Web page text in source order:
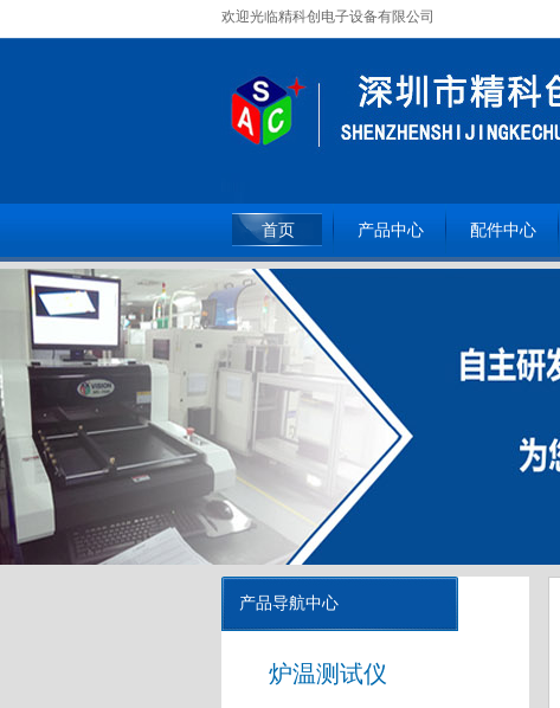
欢迎光临精科创电子设备有限公司
全国服务热线：15362093809
首页 产品中心 配件中心
产品导航中心
炉温测试仪